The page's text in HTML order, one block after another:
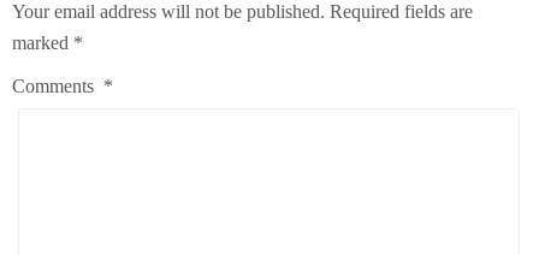
Your email address will not be published. Required fields are
marked *
Comments *